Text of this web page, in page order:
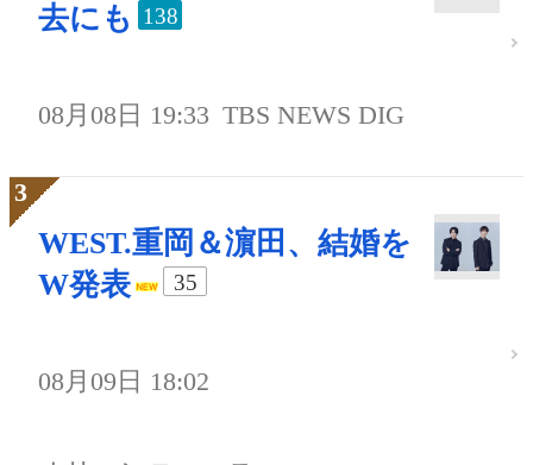
去にも
138
08月08日 19:33 TBS NEWS DIG
WEST.重岡＆濵田、結婚を
W発表
35
08月09日 18:02